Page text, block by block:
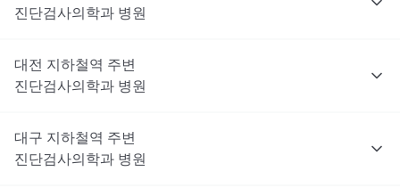
진단검사의학과 병원
대전 지하철역 주변
진단검사의학과 병원
대구 지하철역 주변
진단검사의학과 병원